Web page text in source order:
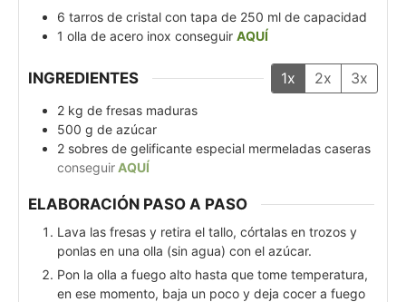
6 tarros de cristal con tapa de 250 ml de capacidad
1 olla de acero inox conseguir AQUÍ
INGREDIENTES 1x 2x 3x
2 kg de fresas maduras
500 g de azúcar
2 sobres de gelificante especial mermeladas caseras
conseguir AQUÍ
ELABORACIÓN PASO A PASO
Lava las fresas y retira el tallo, córtalas en trozos y
ponlas en una olla (sin agua) con el azúcar.
Pon la olla a fuego alto hasta que tome temperatura,
en ese momento, baja un poco y deja cocer a fuego